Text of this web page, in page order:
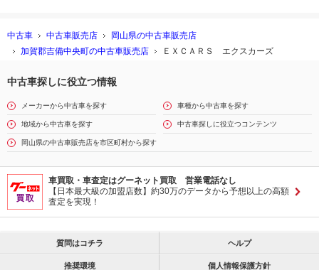
中古車 中古車販売店
岡山県の中古車販売店
加賀郡吉備中央町の中古車販売店
ＥＸＣＡＲＳ エクスカーズ
中古車探しに役立つ情報
メーカーから中古車を探す 車種から中古車を探す
地域から中古車を探す 中古車探しに役立つコンテンツ
岡山県の中古車販売店を市区町村から探す
車買取・車査定はグーネット買取 営業電話なし
【日本最大級の加盟店数】約30万のデータから予想以上の高額
査定を実現！
質問はコチラ ヘルプ
推奨環境 個人情報保護方針